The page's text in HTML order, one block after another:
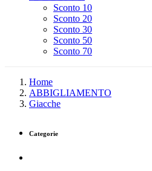
Sconto 10
Sconto 20
Sconto 30
Sconto 50
Sconto 70
Home
ABBIGLIAMENTO
Giacche
Categorie